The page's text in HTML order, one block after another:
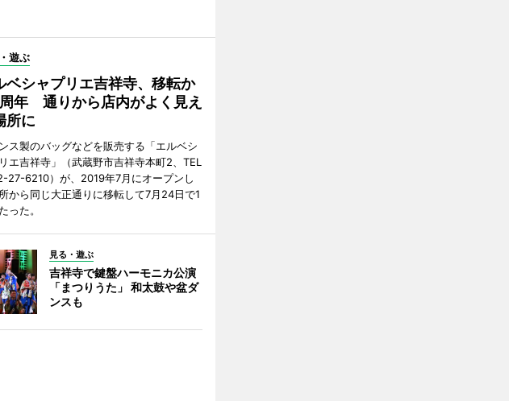
遊ぶ
ベシャプリエ吉祥寺、移転か
年 通りから店内がよく見え
所に
ス製のバッグなどを販売する「エルベシ
エ吉祥寺」（武蔵野市吉祥寺本町2、TEL
27-6210）が、2019年7月にオープンし
から同じ大正通りに移転して7月24日で1
った。
見る・遊ぶ
吉祥寺で鍵盤ハーモニカ公演
「まつりうた」 和太鼓や盆ダ
ンスも